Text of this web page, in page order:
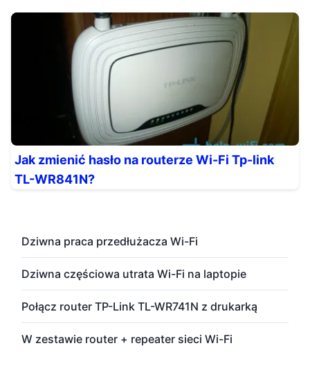
Jak zmienić hasło na routerze Wi-Fi Tp-link
TL-WR841N?
Dziwna praca przedłużacza Wi-Fi
Dziwna częściowa utrata Wi-Fi na laptopie
Połącz router TP-Link TL-WR741N z drukarką
W zestawie router + repeater sieci Wi-Fi